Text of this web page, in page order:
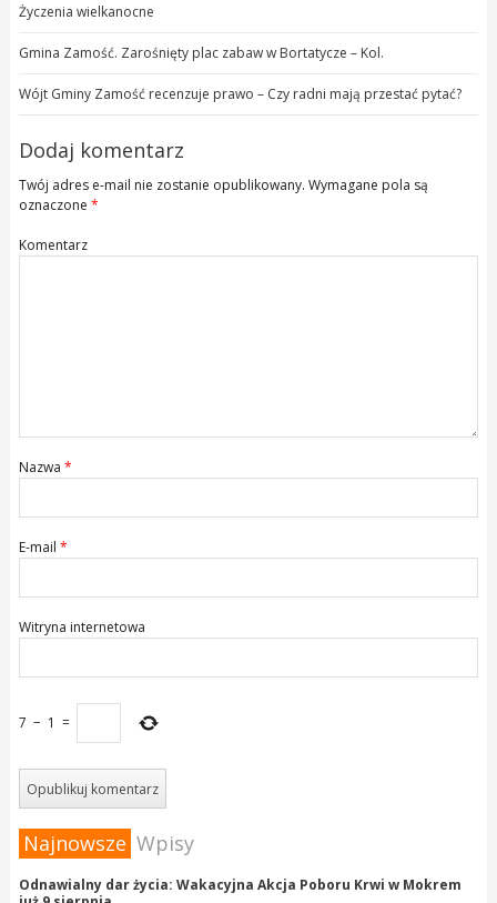
Życzenia wielkanocne
Gmina Zamość. Zarośnięty plac zabaw w Bortatycze – Kol.
Wójt Gminy Zamość recenzuje prawo – Czy radni mają przestać pytać?
Dodaj komentarz
Twój adres e-mail nie zostanie opublikowany. Wymagane pola są
oznaczone *
Komentarz
Nazwa *
E-mail *
Witryna internetowa
7 − 1 =
Najnowsze Wpisy
Odnawialny dar życia: Wakacyjna Akcja Poboru Krwi w Mokrem